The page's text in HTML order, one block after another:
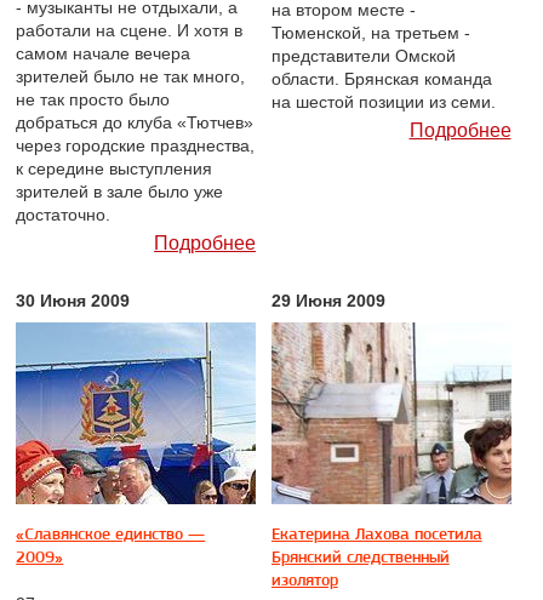
- музыканты не отдыхали, а
работали на сцене. И хотя в
самом начале вечера
зрителей было не так много,
не так просто было
добраться до клуба «Тютчев»
через городские празднества,
к середине выступления
зрителей в зале было уже
достаточно.
Подробнее
на втором месте -
Тюменской, на третьем -
представители Омской
области. Брянская команда
на шестой позиции из семи.
Подробнее
30 Июня 2009
«Славянское единство —
2009»
29 Июня 2009
Екатерина Лахова посетила
Брянский следственный
изолятор